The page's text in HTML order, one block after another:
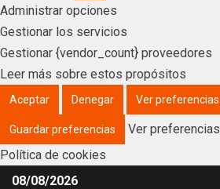
Administrar opciones
Gestionar los servicios
Gestionar {vendor_count} proveedores
Leer más sobre estos propósitos
Aceptar Denegar Ver preferencias
Guardar preferencias
Ver preferencias
Política de cookies
08/08/2026